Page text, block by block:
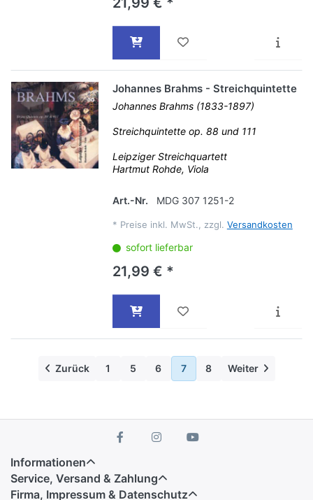
Johannes Brahms - Streichquintette
Johannes Brahms (1833-1897)
Streichquintette op. 88 und 111
Leipziger Streichquartett
Hartmut Rohde, Viola
Art.-Nr. MDG 307 1251-2
* Preise inkl. MwSt., zzgl. Versandkosten
sofort lieferbar
21,99 € *
Zurück 1 5 6 7 8 Weiter
Informationen
Service, Versand & Zahlung
Firma, Impressum & Datenschutz